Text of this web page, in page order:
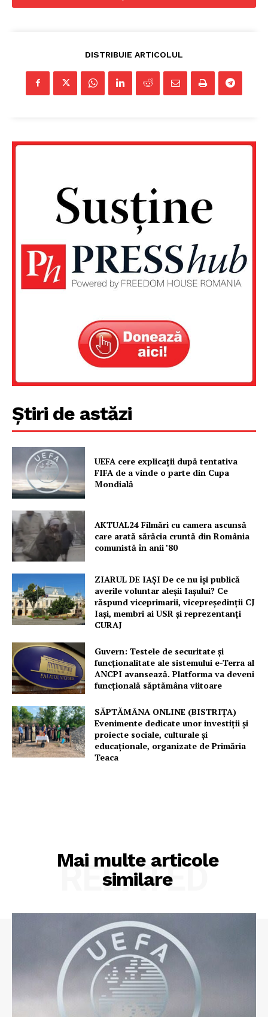
Un proiect
PRESShub
Proiecte editoriale
Rețea
Contact
DISTRIBUIE ARTICOLUL
Știri de astăzi
UEFA cere explicații după tentativa
FIFA de a vinde o parte din Cupa
Mondială
AKTUAL24 Filmări cu camera ascunsă
care arată sărăcia cruntă din România
comunistă în anii ’80
ZIARUL DE IAȘI De ce nu își publică
averile voluntar aleșii Iașului? Ce
răspund viceprimarii, vicepreședinții CJ
Iași, membri ai USR și reprezentanți
CURAJ
Guvern: Testele de securitate și
funcționalitate ale sistemului e-Terra al
ANCPI avansează. Platforma va deveni
funcțională săptămâna viitoare
SĂPTĂMÂNA ONLINE (BISTRIȚA)
Evenimente dedicate unor investiții și
proiecte sociale, culturale și
educaționale, organizate de Primăria
Teaca
Mai multe articole
similare
RELATED